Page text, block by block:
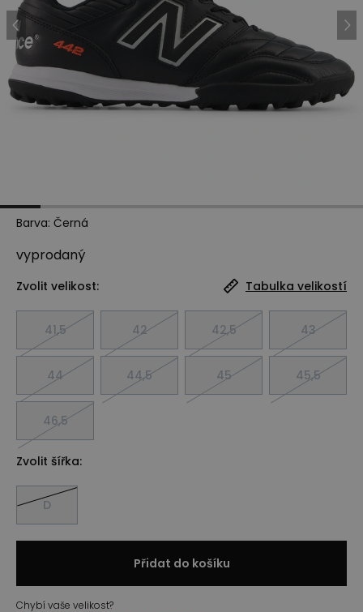
Barva: Černá
vyprodaný
Zvolit velikost: Tabulka velikostí
41,5 42 42,5 43
44 44,5 45 45,5
46,5
Zvolit šířka:
D
Přidat do košíku
Chybí vaše velikost?